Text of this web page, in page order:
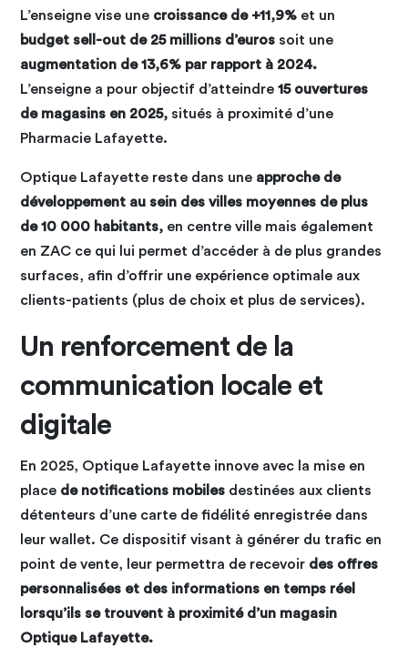
L’enseigne vise une croissance de +11,9% et un
budget sell-out de 25 millions d’euros soit une
augmentation de 13,6% par rapport à 2024.
L’enseigne a pour objectif d’atteindre15 ouvertures
de magasins en 2025, situés à proximité d’une
Pharmacie Lafayette.
Optique Lafayette reste dans une approche de
développement au sein des villes moyennes de plus
de 10 000 habitants, en centre ville mais également
en ZAC ce qui lui permet d’accéder à de plus grandes
surfaces, afin d’offrir une expérience optimale aux
clients-patients (plus de choix et plus de services).
Un renforcement de la
communication locale et
digitale
En 2025, Optique Lafayette innove avec la mise en
place de notifications mobiles destinées aux clients
détenteurs d’une carte de fidélité enregistrée dans
leur wallet. Ce dispositif visant à générer du trafic en
point de vente, leur permettra de recevoir des offres
personnalisées et des informations en temps réel
lorsqu’ils se trouvent à proximité d’un magasin
Optique Lafayette.